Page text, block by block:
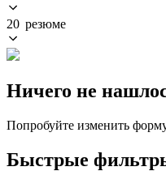
20 резюме
Ничего не
Попробуйте изменить
Быстрые